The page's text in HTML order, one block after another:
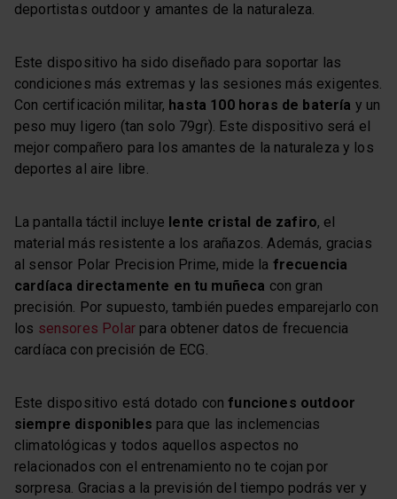
deportistas outdoor y amantes de la naturaleza.
Este dispositivo ha sido diseñado para soportar las
condiciones más extremas y las sesiones más exigentes.
Con certificación militar, hasta 100 horas de batería y un
peso muy ligero (tan solo 79gr). Este dispositivo será el
mejor compañero para los amantes de la naturaleza y los
deportes al aire libre.
La pantalla táctil incluye lente cristal de zafiro, el
material más resistente a los arañazos. Además, gracias
al sensor Polar Precision Prime, mide la frecuencia
cardíaca directamente en tu muñeca con gran
precisión. Por supuesto, también puedes emparejarlo con
los sensores Polarpara obtener datos de frecuencia
cardíaca con precisión de ECG.
Este dispositivo está dotado con funciones outdoor
siempre disponibles para que las inclemencias
climatológicas y todos aquellos aspectos no
relacionados con el entrenamiento no te cojan por
sorpresa. Gracias a la previsión del tiempo podrás ver y